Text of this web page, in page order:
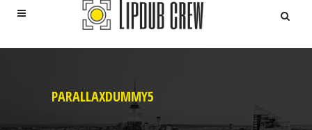
PARALLAXDUMMY5